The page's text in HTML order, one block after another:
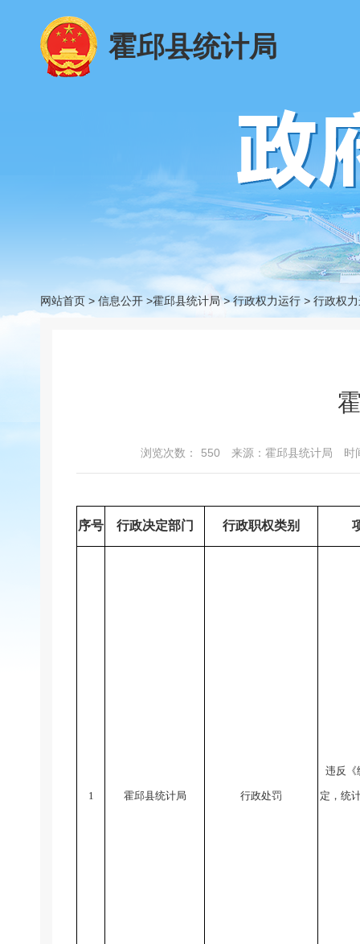
霍邱县统计局
网站首页 > 信息公开 >霍邱县统计局> 行政权力运行 > 行政权
浏览次数： 550 来源：霍邱县统计局 时
序号 行政决定部门 行政职权类别
1 霍邱县统计局 行政处罚
违反《
定，统